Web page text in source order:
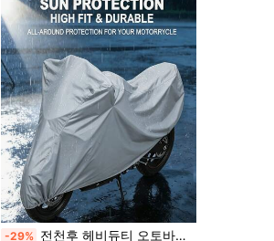
-29% 전천후 헤비듀티 오토바이 및 자전거 먼지 커버 - 방설, 방일 - 오토바이, 자전거, 전기 자전거, ATV에 적합 - 블랙/그레이 야외 차량 먼지 커버, 오토바이 커버, 발렌타인데이/부활절 선물